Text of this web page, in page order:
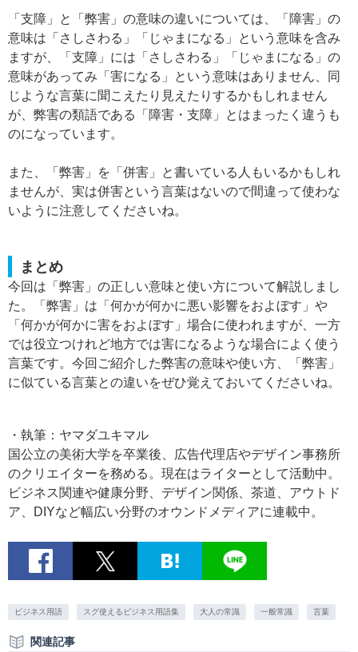
「支障」と「弊害」の意味の違いについては、「障害」の
意味は「さしさわる」「じゃまになる」という意味を含み
ますが、「支障」には「さしさわる」「じゃまになる」の
意味があってみ「害になる」という意味はありません、同
じような言葉に聞こえたり見えたりするかもしれません
が、弊害の類語である「障害・支障」とはまったく違うも
のになっています。
また、「弊害」を「併害」と書いている人もいるかもしれ
ませんが、実は併害という言葉はないので間違って使わな
いように注意してくださいね。
まとめ
今回は「弊害」の正しい意味と使い方について解説しまし
た。「弊害」は「何かが何かに悪い影響をおよぼす」や
「何かが何かに害をおよぼす」場合に使われますが、一方
では役立つけれど地方では害になるような場合によく使う
言葉です。今回ご紹介した弊害の意味や使い方、「弊害」
に似ている言葉との違いをぜひ覚えておいてくださいね。
・執筆：ヤマダユキマル
国公立の美術大学を卒業後、広告代理店やデザイン事務所
のクリエイターを務める。現在はライターとして活動中。
ビジネス関連や健康分野、デザイン関係、茶道、アウトド
ア、DIYなど幅広い分野のオウンドメディアに連載中。
ビジネス用語 スグ使えるビジネス用語集 大人の常識 一般常識 言葉
関連記事